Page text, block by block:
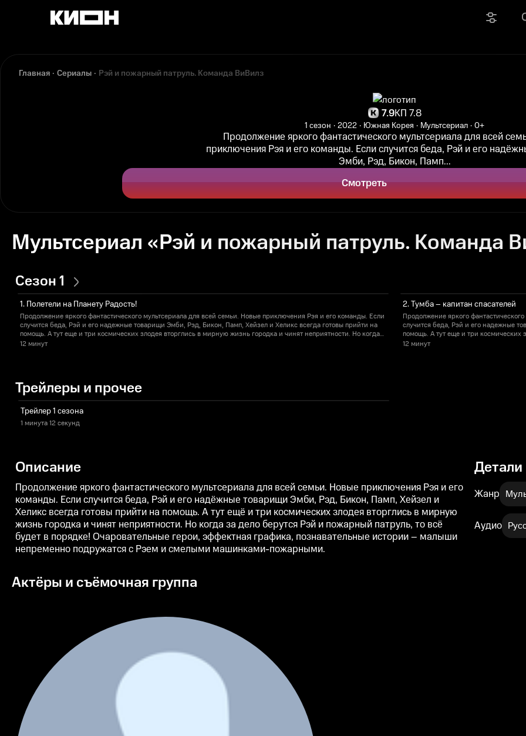
Главная Сериалы Рэй и пожарный патруль. Команда ВиВилз
7.9КП 7.8
1 сезон 2022 Южная Корея Мультсериал 0+
Продолжение яркого фантастического мультсериала для всей
приключения Рэя и его команды. Если случится беда, Рэй и его
Эмби, Рэд, Бикон, Памп...
Смотреть
Мультсериал «Рэй и пожарный патруль. Команда
Сезон 1
1. Полетели на Планету Радость!
Продолжение яркого фантастического мультсериала для всей семьи. Новые приключения Рэя и его команды. Если
случится беда, Рэй и его надежные товарищи Эмби, Рэд, Бикон, Памп, Хейзел и Хеликс всегда готовы прийти на
помощь. А тут еще и три космических злодея вторглись в мирную жизнь городка и чинят неприятности. Но когда
за дело берутся Рэй и пожарный патруль, то все будет в порядке! Очаровательные герои, эффектная графика,
12 минут
2. Тумба – капитан спасателей
Продолжение яркого
случится беда, Рэй и его надежные
помощь. А тут еще и три космических
за дело берутся Рэй и пожарный патруль, то все будет в
12 минут
Трейлеры и прочее
Трейлер 1 сезона
1 минута12 секунд
Описание
Продолжение яркого фантастического мультсериала для всей семьи. Новые приключения Рэя и его
команды. Если случится беда, Рэй и его надёжные товарищи Эмби, Рэд, Бикон, Памп, Хейзел и
Хеликс всегда готовы прийти на помощь. А тут ещё и три космических злодея вторглись в мирную
жизнь городка и чинят неприятности. Но когда за дело берутся Рэй и пожарный патруль, то всё
будет в порядке! Очаровательные герои, эффектная графика, познавательные истории – малыши
непременно подружатся с Рэем и смелыми машинками-пожарными.
Детали
Жанр
Аудио
Актёры и съёмочная группа